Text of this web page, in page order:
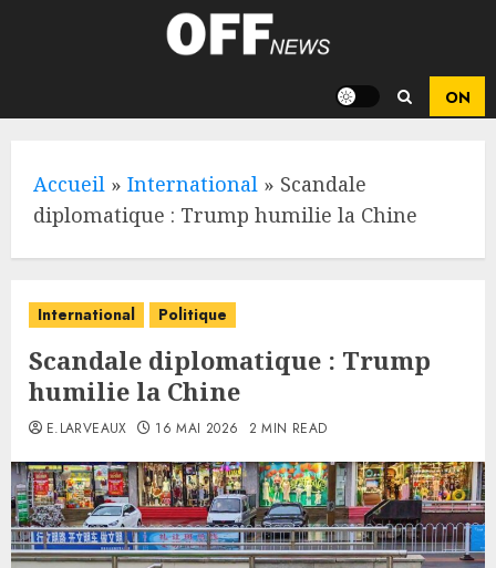
Accueil » International » Scandale
diplomatique : Trump humilie la Chine
International Politique
Scandale diplomatique : Trump
humilie la Chine
E.LARVEAUX 16 MAI 2026 2 MIN READ